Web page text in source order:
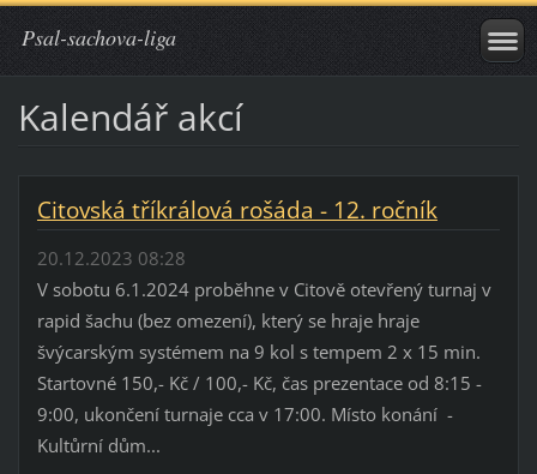
Psal-sachova-liga
Kalendář akcí
Citovská tříkrálová rošáda - 12. ročník
20.12.2023 08:28
V sobotu 6.1.2024 proběhne v Citově otevřený turnaj v
rapid šachu (bez omezení), který se hraje hraje
švýcarským systémem na 9 kol s tempem 2 x 15 min.
Startovné 150,- Kč / 100,- Kč, čas prezentace od 8:15 -
9:00, ukončení turnaje cca v 17:00. Místo konání -
Kultůrní dům...